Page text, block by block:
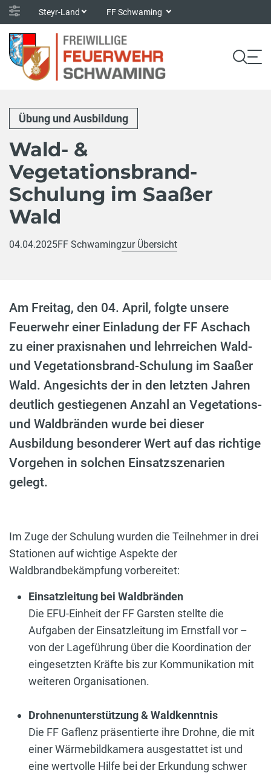
Steyr-Land FF Schwaming
Übung und Ausbildung
Wald- &
Vegetationsbrand-
Schulung im Saaßer
Wald
04.04.2025FF Schwamingzur Übersicht
Am Freitag, den 04. April, folgte unsere
Feuerwehr einer Einladung der FF Aschach
zu einer praxisnahen und lehrreichen Wald-
und Vegetationsbrand-Schulung im Saaßer
Wald. Angesichts der in den letzten Jahren
deutlich gestiegenen Anzahl an Vegetations-
und Waldbränden wurde bei dieser
Ausbildung besonderer Wert auf das richtige
Vorgehen in solchen Einsatzszenarien
gelegt.
Im Zuge der Schulung wurden die Teilnehmer in drei
Stationen auf wichtige Aspekte der
Waldbrandbekämpfung vorbereitet:
Einsatzleitung bei Waldbränden
Die EFU-Einheit der FF Garsten stellte die
Aufgaben der Einsatzleitung im Ernstfall vor –
von der Lageführung über die Koordination der
eingesetzten Kräfte bis zur Kommunikation mit
weiteren Organisationen.
Drohnenunterstützung & Waldkenntnis
Die FF Gaflenz präsentierte ihre Drohne, die mit
einer Wärmebildkamera ausgestattet ist und
eine wertvolle Hilfe bei der Erkundung schwer